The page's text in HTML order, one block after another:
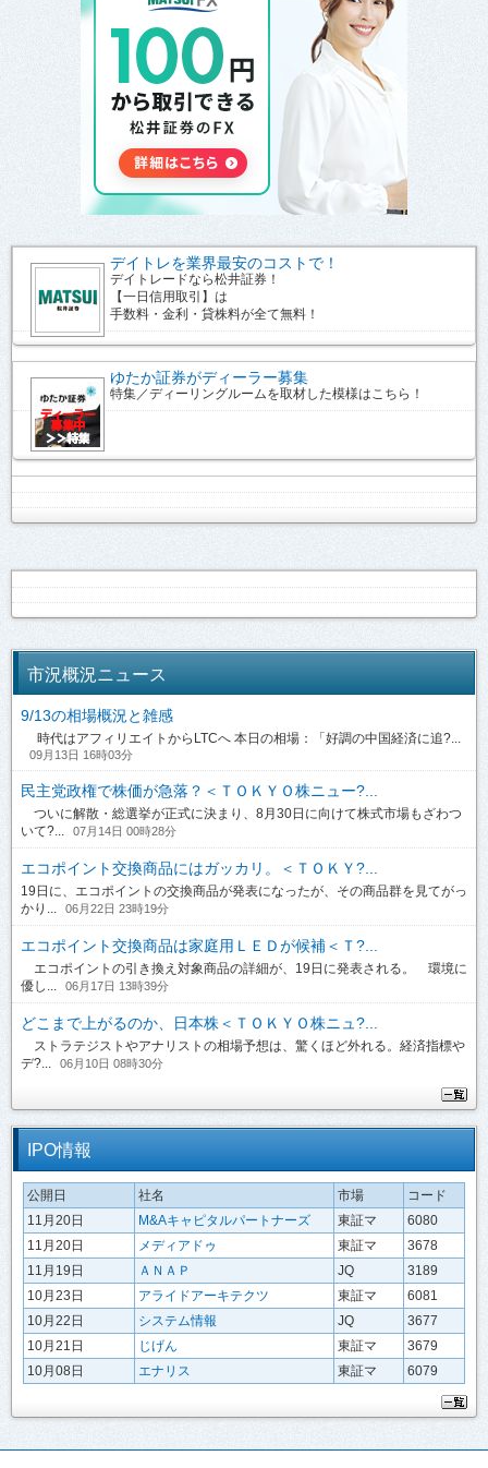
デイトレを業界最安のコストで！
デイトレードなら松井証券！
【一日信用取引】は
手数料・金利・貸株料が全て無料！
ゆたか証券がディーラー募集
特集／ディーリングルームを取材した模様はこちら！
市況概況ニュース
9/13の相場概況と雑感
時代はアフィリエイトからLTCへ 本日の相場：「好調の中国経済に追?...
09月13日 16時03分
民主党政権で株価が急落？＜ＴＯＫＹＯ株ニュー?...
ついに解散・総選挙が正式に決まり、8月30日に向けて株式市場もざわつ
いて?...
07月14日 00時28分
エコポイント交換商品にはガッカリ。＜ＴＯＫＹ?...
19日に、エコポイントの交換商品が発表になったが、その商品群を見てがっ
かり...
06月22日 23時19分
エコポイント交換商品は家庭用ＬＥＤが候補＜Ｔ?...
エコポイントの引き換え対象商品の詳細が、19日に発表される。 環境に
優し...
06月17日 13時39分
どこまで上がるのか、日本株＜ＴＯＫＹＯ株ニュ?...
ストラテジストやアナリストの相場予想は、驚くほど外れる。経済指標や
デ?...
06月10日 08時30分
IPO情報
公開日 社名 市場
コード
11月20日
M&Aキャピタルパートナーズ 東証マ
6080
11月20日
メディアドゥ 東証マ
3678
11月19日
ＡＮＡＰ JQ
3189
10月23日
アライドアーキテクツ 東証マ
6081
10月22日
システム情報 JQ
3677
10月21日
じげん 東証マ
3679
10月08日
エナリス 東証マ 6079